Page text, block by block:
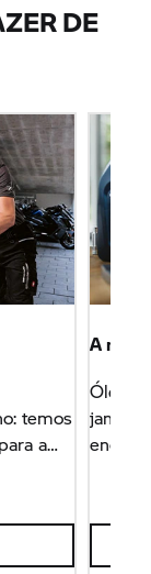
DE
temos
a
A
Óleo
jantes,